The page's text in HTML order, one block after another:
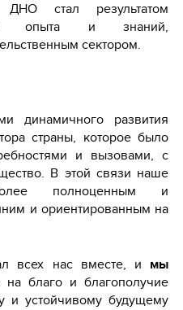
ДНО стал результатом
опыта и знаний,
сектором.
динамичного развития
страны, которое было
и вызовами, с
В этой связи наше
полноценным и
и ориентированным на
всех нас вместе, и мы
на благо и благополучие
и устойчивому будущему